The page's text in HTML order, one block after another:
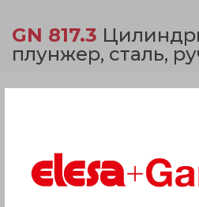
GN 817.3
плунжер, сталь,
Описание